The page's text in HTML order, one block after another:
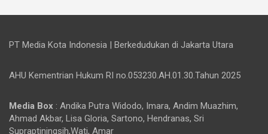
PT Media Kota Indonesia | Berkedudukan di Jakarta Utara
AHU Kementrian Hukum RI no.053230.AH.01.30.Tahun 2025
Media Box : Andika Putra Widodo, Imara, Andim Muazhim,
Ahmad Akbar, Lisa Gloria, Sartono, Hendranas, Sri
Supraptiningsih,Wati, Amar